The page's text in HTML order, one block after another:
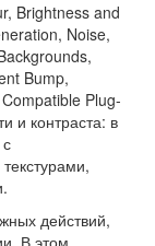
Brightness and
Noise,
Bump,
Plug-
и контраста: в
действий,
В этом